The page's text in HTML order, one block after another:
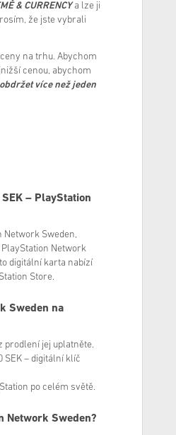
& CURRENCY a lze ji
že jste vybrali
na trhu. Abychom
cenou, abychom
více než jeden
– PlayStation
Network Sweden,
Network
digitální karta nabízí
Store.
Sweden na
prodlení jej uplatněte.
SEK – digitální klíč
po celém světě.
Network Sweden?